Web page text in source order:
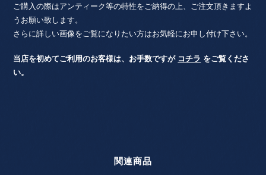
ご購入の際はアンティーク等の特性をご納得の上、ご注文頂きますよ
うお願い致します。
さらに詳しい画像をご覧になりたい方はお気軽にお申し付け下さい。
当店を初めてご利用のお客様は、お手数ですが コチラ をご覧くださ
い。
関連商品